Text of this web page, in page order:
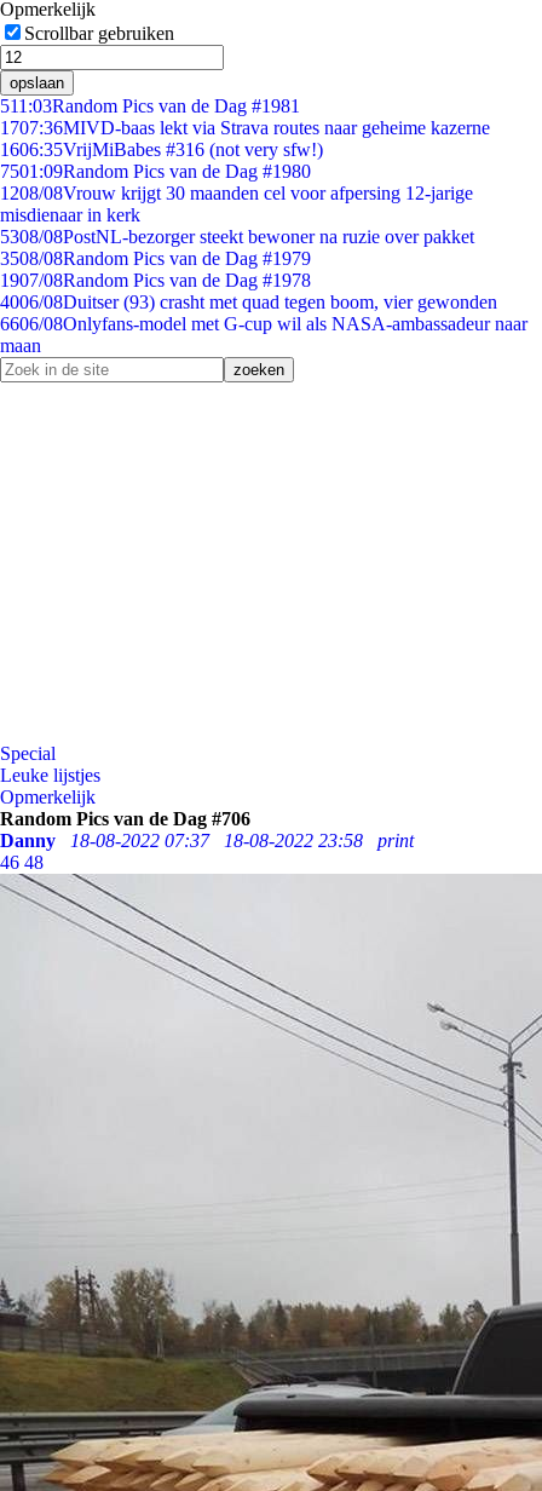
Opmerkelijk
Scrollbar gebruiken
opslaan
511:03Random Pics van de Dag #1981
1707:36MIVD-baas lekt via Strava routes naar geheime kazerne
1606:35VrijMiBabes #316 (not very sfw!)
7501:09Random Pics van de Dag #1980
1208/08Vrouw krijgt 30 maanden cel voor afpersing 12-jarige
misdienaar in kerk
5308/08PostNL-bezorger steekt bewoner na ruzie over pakket
3508/08Random Pics van de Dag #1979
1907/08Random Pics van de Dag #1978
4006/08Duitser (93) crasht met quad tegen boom, vier gewonden
6606/08Onlyfans-model met G-cup wil als NASA-ambassadeur naar
maan
Special
Leuke lijstjes
Opmerkelijk
Random Pics van de Dag #706
Danny
18-08-2022 07:37 18-08-2022 23:58
print
46 48